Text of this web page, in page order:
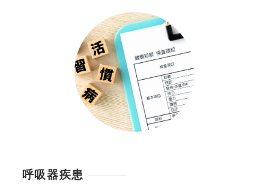
呼吸器疾患